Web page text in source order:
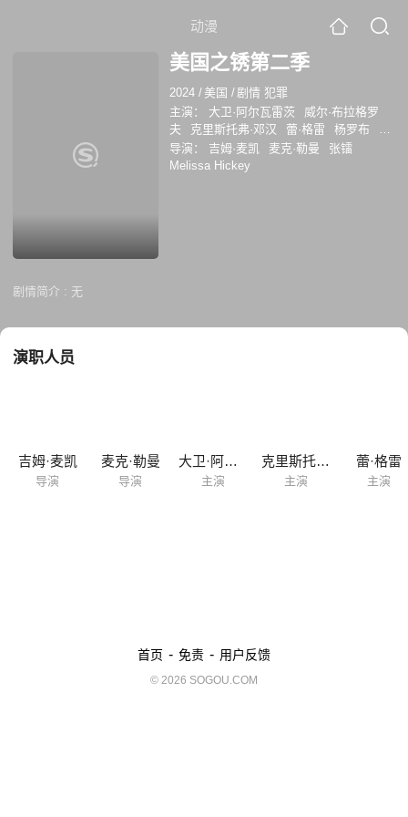
动漫
美国之锈第二季
2024 / 美国 /剧情 犯罪
主演：
大卫·阿尔瓦雷茨
威尔·布拉格罗
夫
克里斯托弗·邓汉 蕾·格雷 杨罗布
安
娜·梅岑采娃
弗兰基·帕隆比
杰夫·丹尼尔
斯
毛拉·蒂尔内
导演： 吉姆·麦凯 麦克·勒曼
张镭
Melissa Hickey
剧情简介 : 无
演职人员
吉姆·麦凯
导演
麦克·勒曼
导演
大卫·阿尔瓦雷茨
主演
克里斯托弗·邓汉
主演
蕾·格雷
主演
首页 - 免责 - 用户反馈
© 2026 SOGOU.COM